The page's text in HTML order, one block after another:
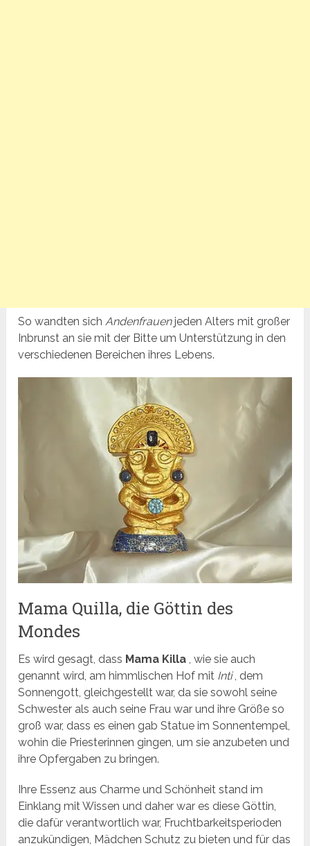
So wandten sichAndenfrauenjeden Alters mit großer
Inbrunst an sie mit der Bitte um Unterstützung in den
verschiedenen Bereichen ihres Lebens.
Mama Quilla, die Göttin des
Mondes
Es wird gesagt, dass Mama Killa , wie sie auch
genannt wird, am himmlischen Hof mit Inti, dem
Sonnengott, gleichgestellt war, da sie sowohl seine
Schwester als auch seine Frau war und ihre Größe so
groß war, dass es einen gab Statue im Sonnentempel,
wohin die Priesterinnen gingen, um sie anzubeten und
ihre Opfergaben zu bringen.
Ihre Essenz aus Charme und Schönheit stand im
Einklang mit Wissen und daher war es diese Göttin,
die dafür verantwortlich war, Fruchtbarkeitsperioden
anzukündigen, Mädchen Schutz zu bieten und für das